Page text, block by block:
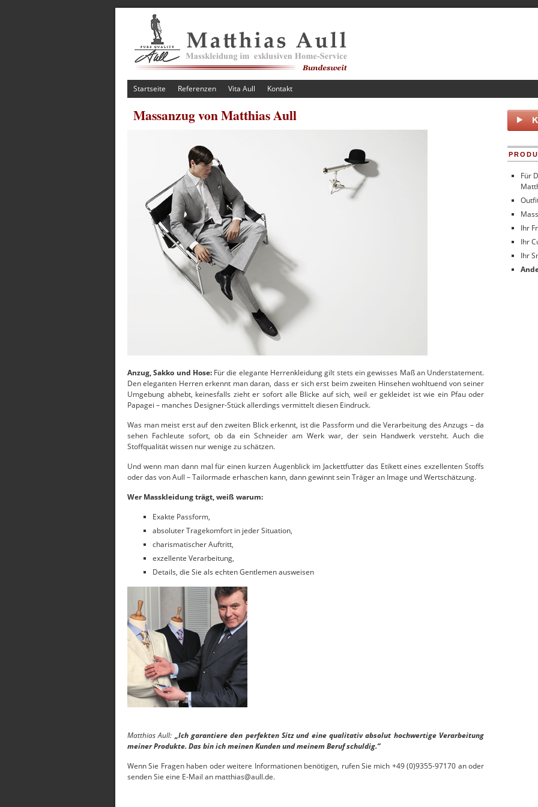
Startseite Referenzen Vita Aull Kontakt
Massanzug von Matthias Aull
Anzug, Sakko und Hose: Für die elegante Herrenkleidung gilt stets ein gewisses Maß an Understatement.
Den eleganten Herren erkennt man daran, dass er sich erst beim zweiten Hinsehen wohltuend von seiner
Umgebung abhebt, keinesfalls zieht er sofort alle Blicke auf sich, weil er gekleidet ist wie ein Pfau oder
Papagei – manches Designer-Stück allerdings vermittelt diesen Eindruck.
Was man meist erst auf den zweiten Blick erkennt, ist die Passform und die Verarbeitung des Anzugs – da
sehen Fachleute sofort, ob da ein Schneider am Werk war, der sein Handwerk versteht. Auch die
Stoffqualität wissen nur wenige zu schätzen.
Und wenn man dann mal für einen kurzen Augenblick im Jackettfutter das Etikett eines exzellenten Stoffs
oder das von Aull – Tailormade erhaschen kann, dann gewinnt sein Träger an Image und Wertschätzung.
Wer Masskleidung trägt, weiß warum:
Exakte Passform,
absoluter Tragekomfort in jeder Situation,
charismatischer Auftritt,
exzellente Verarbeitung,
Details, die Sie als echten Gentlemen ausweisen
Matthias Aull: „Ich garantiere den perfekten Sitz und eine qualitativ absolut hochwertige Verarbeitung
meiner Produkte. Das bin ich meinen Kunden und meinem Beruf schuldig.“
Wenn Sie Fragen haben oder weitere Informationen benötigen, rufen Sie mich +49 (0)9355-97170 an oder
senden Sie eine E-Mail an matthias@aull.de.
Für
Ihr
Ihr
Ihr